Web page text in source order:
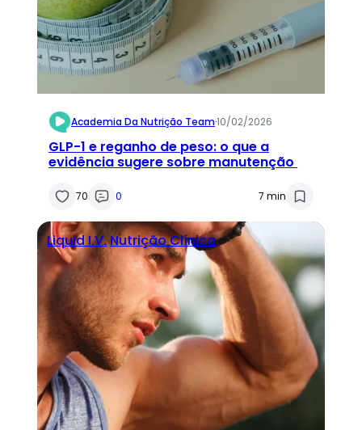
Academia Da Nutrição Team·10/02/2026
GLP-1 e reganho de peso: o que a
evidência sugere sobre manutenção
70 0 7 min
Liquid I.V.Nutrição Clínica